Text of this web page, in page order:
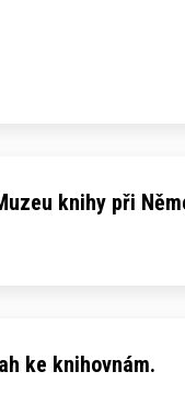
knihy při
ke knihovnám.